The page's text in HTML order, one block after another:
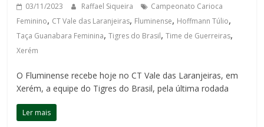
03/11/2023 Raffael Siqueira
Campeonato Carioca
Feminino, CT Vale das Laranjeiras, Fluminense, Hoffmann Túlio,
Taça Guanabara Feminina,Tigres do Brasil,Time de Guerreiras,
Xerém
O Fluminense recebe hoje no CT Vale das Laranjeiras, em
Xerém, a equipe do Tigres do Brasil, pela última rodada
Ler mais